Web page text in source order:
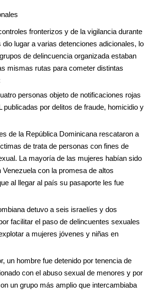
fronterizos y de la vigilancia durante
dio lugar a varias detenciones adicionales, lo
de delincuencia organizada estaban
mismas rutas para cometer distintas
personas objeto de notificaciones rojas
publicadas por delitos de fraude, homicidio y
de la República Dominicana rescataron a
de trata de personas con fines de
La mayoría de las mujeres habían sido
Venezuela con la promesa de altos
al llegar al país su pasaporte les fue
detuvo a seis israelíes y dos
facilitar el paso de delincuentes sexuales
a mujeres jóvenes y niñas en
un hombre fue detenido por tenencia de
con el abuso sexual de menores y por
un grupo más amplio que intercambiaba